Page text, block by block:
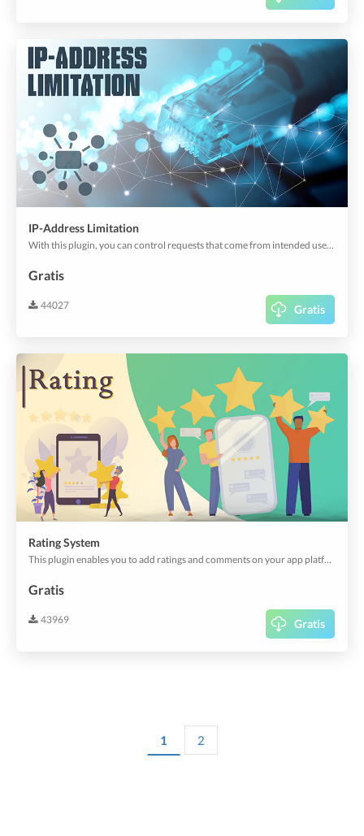
IP-Address Limitation
With this plugin, you can control requests that come from intended users by setting IP restrictions.
Gratis
44027 Gratis
Rating System
This plugin enables you to add ratings and comments on your app platform. Customize the rating behaviour and let your users rate services, orders or anything else.
Gratis
43969 Gratis
1 2